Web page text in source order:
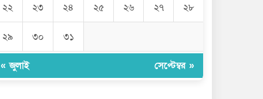
২২ ২৩ ২৪ ২৫ ২৬ ২৭ ২৮
২৯ ৩০ ৩১
« জুলাই সেপ্টেম্বর »